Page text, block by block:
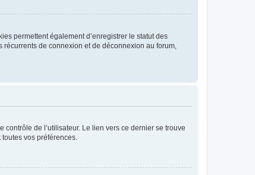
permettent également d’enregistrer le statut des
de connexion et de déconnexion au forum,
de l’utilisateur. Le lien vers ce dernier se trouve
vos préférences.